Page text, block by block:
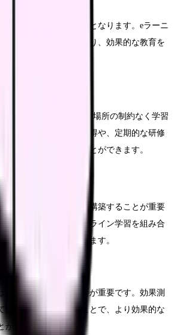
、効率化の視点が重要となります。eラーニ
研修内容の最適化により、効果的な教育を
用することで、時間や場所の制約なく学習
す。基本的な知識の習得や、定期的な研修
学習機会を提供することができます。
効果的なプログラムを構築することが重要
ーション教育と、オンライン学習を組み合
技能習得が可能となります。
善
、定期的な評価と改善が重要です。効果測
施策の見直しを行うことで、より効果的な
ができます。